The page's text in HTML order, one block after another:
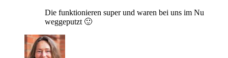
Die funktionieren super und waren bei uns im Nu
weggeputzt 🙂